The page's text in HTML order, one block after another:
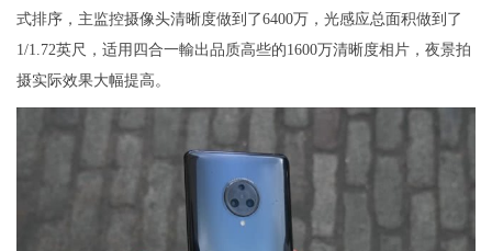
式排序，主监控摄像头清晰度做到了6400万，光感应总面积做到了
1/1.72英尺，适用四合一輸出品质高些的1600万清晰度相片，夜景拍
摄实际效果大幅提高。